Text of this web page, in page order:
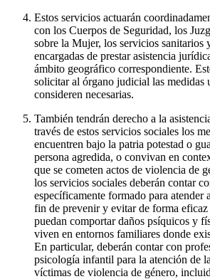
Estos servicios actuarán
con los Cuerpos de Seguridad, los
sobre la Mujer, los servicios sanitarios
encargadas de prestar asistencia
ámbito geográfico correspondiente.
solicitar al órgano judicial las medidas
consideren necesarias.
También tendrán derecho a la
través de estos servicios sociales los
encuentren bajo la patria potestad o
persona agredida, o convivan en
que se cometen actos de violencia de
los servicios sociales deberán contar
específicamente formado para atender
fin de prevenir y evitar de forma eficaz
puedan comportar daños psíquicos y
viven en entornos familiares donde
En particular, deberán contar con
psicología infantil para la atención de
víctimas de violencia de género,